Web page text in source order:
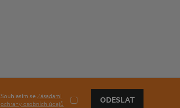
Souhlasím seZásadami
ochrany osobních údajů
ODESLAT